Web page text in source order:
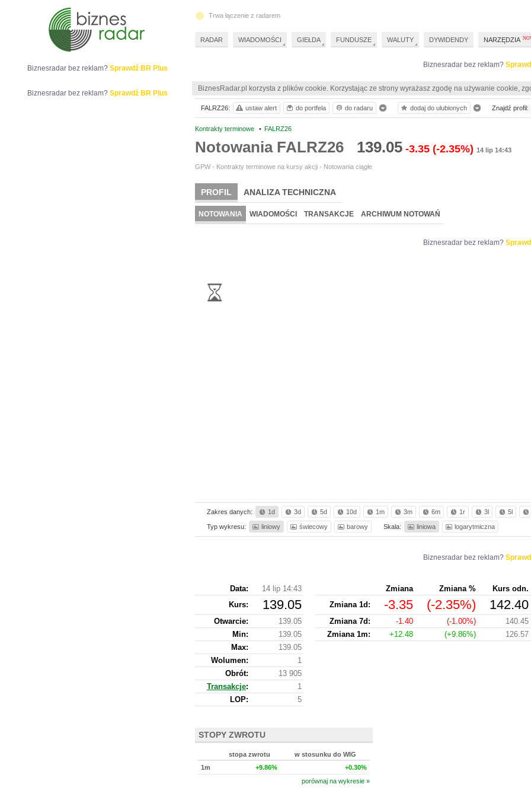
Biznesradar bez reklam?
BiznesRadar.pl korzysta z plików cookie. Korzystając ze strony wyrażasz zgodę na używanie cookie,
Kontrakty terminowe • FALRZ26
Notowania FALRZ26 139.05 -3.35 (-2.35%) 14 lip 14:43
GPW - Kontrakty terminowe na kursy akcji - Notowania ciągłe
PROFIL ANALIZA TECHNICZNA
NOTOWANIA WIADOMOŚCI TRANSAKCJE ARCHIWUM NOTOWAŃ
Biznesradar bez reklam?
Zakres danych: 1d 3d 5d 10d 1m 3m 6m 1r 3l 5l
Typ wykresu: liniowy świecowy barowy Skala: liniowa logarytmiczna
Biznesradar bez reklam?
Data:
14 lip 14:43
Kurs: 139.05
Otwarcie:
139.05
Min:
139.05
Max:
139.05
Wolumen:
1
Obrót:
13 905
Transakcje:
1
LOP:
5
Zmiana Zmiana %
Kurs odn.
Zmiana 1d:
-3.35 (-2.35%) 142.40
Zmiana 7d: -1.40 (-1.00%)
140.45
Zmiana 1m:
+12.48 (+9.86%) 126.57
STOPY ZWROTU
stopa zwrotu
w stosunku do WIG
1m
+9.86%
+0.30%
porównaj na wykresie »
FALRZ26: ustaw alert do portfela do radaru dodaj do ulubionych Znajdź profil:
Biznesradar bez reklam? Sprawdź BR Plus
Biznesradar bez reklam? Sprawdź BR Plus
Trwa łączenie z radarem
RADAR WIADOMOŚCI GIEŁDA FUNDUSZE WALUTY DYWIDENDY NARZĘDZIA